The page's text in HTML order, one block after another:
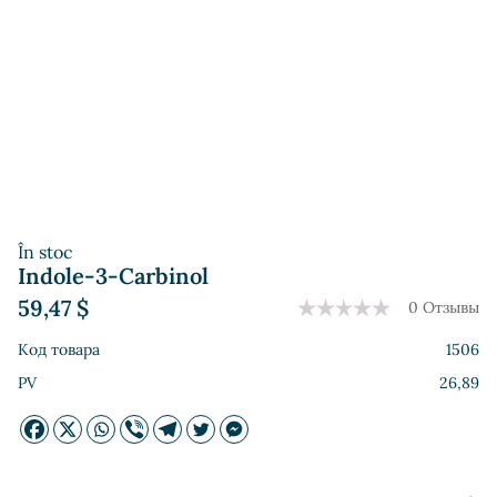
În stoc
Indole-3-Carbinol
59,47 $ 0 Отзывы
Код товара
1506
PV
26,89